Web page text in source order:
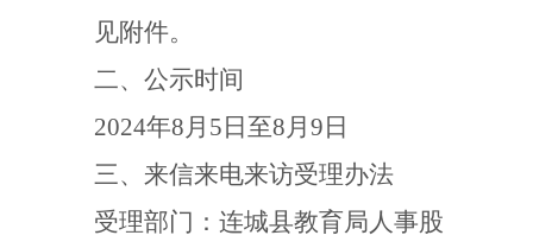
见附件。
二、公示时间
2024年8月5日至8月9日
三、来信来电来访受理办法
受理部门：连城县教育局人事股